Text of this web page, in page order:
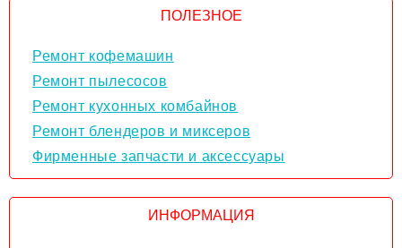
ПОЛЕЗНОЕ
Ремонт кофемашин
Ремонт пылесосов
Ремонт кухонных комбайнов
Ремонт блендеров и миксеров
Фирменные запчасти и аксессуары
ИНФОРМАЦИЯ